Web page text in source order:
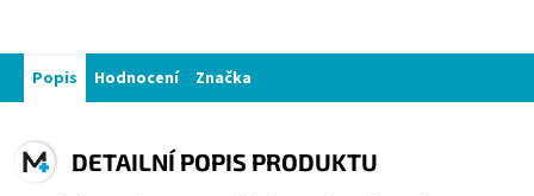
Popis Hodnocení Značka
DETAILNÍ POPIS PRODUKTU